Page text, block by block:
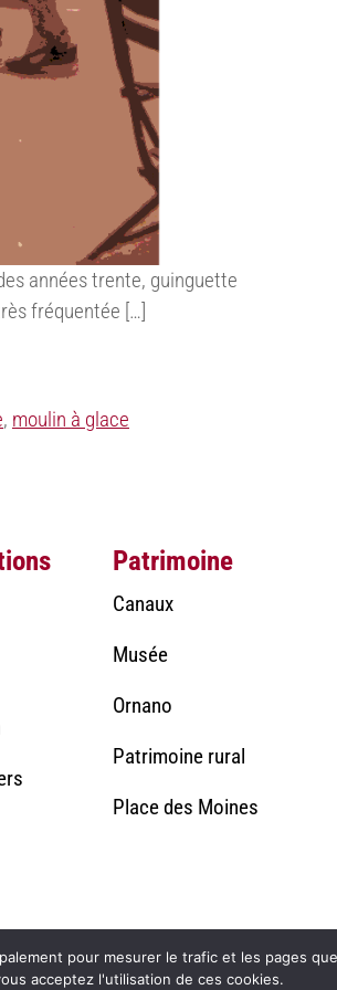
années trente, guinguette
fréquentée […]
, moulin à glace
Patrimoine
Canaux
Musée
Ornano
Patrimoine rural
Place des Moines
pour mesurer le trafic et les pages
acceptez l'utilisation de ces cookies.